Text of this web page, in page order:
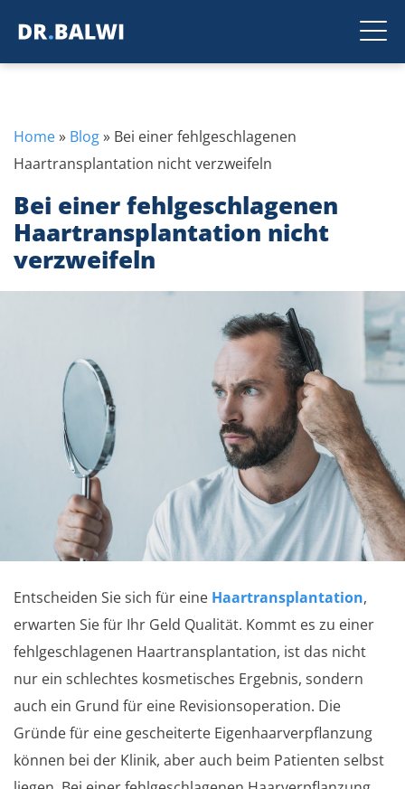
Home» Blog» Bei einer fehlgeschlagenen
Haartransplantation nicht verzweifeln
Bei einer fehlgeschlagenen
Haartransplantation nicht
verzweifeln
Entscheiden Sie sich für eine Haartransplantation,
erwarten Sie für Ihr Geld Qualität. Kommt es zu einer
fehlgeschlagenen Haartransplantation, ist das nicht
nur ein schlechtes kosmetisches Ergebnis, sondern
auch ein Grund für eine Revisionsoperation. Die
Gründe für eine gescheiterte Eigenhaarverpflanzung
können bei der Klinik, aber auch beim Patienten selbst